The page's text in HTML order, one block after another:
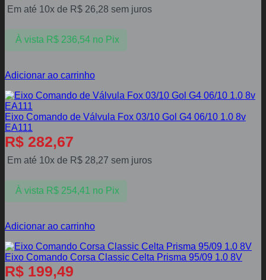
Em até 10x de R$ 26,28 sem juros
À vista R$236,54 no Pix
Adicionar ao carrinho
Eixo Comando de Válvula Fox 03/10 Gol G4 06/10 1.0 8v
EA111
R$ 282,67
Em até 10x de R$ 28,27 sem juros
À vista R$254,41 no Pix
Adicionar ao carrinho
Eixo Comando Corsa Classic Celta Prisma 95/09 1.0 8V
R$ 199,49